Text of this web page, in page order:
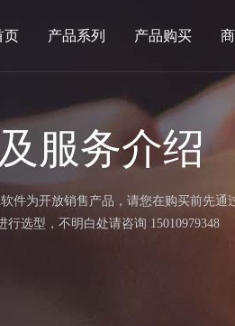
页 产品系列 产品购买
服务介绍
件为开放销售产品，请您在购买前先通
选型，不明白处请咨询 15010979348